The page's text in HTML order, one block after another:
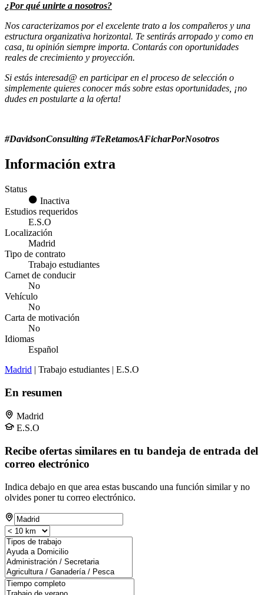
¿Por qué unirte a nosotros?
Nos caracterizamos por el excelente trato a los compañeros y una
estructura organizativa horizontal. Te sentirás arropado y como en
casa, tu opinión siempre importa. Contarás con oportunidades
reales de crecimiento y proyección.
Si estás interesad@ en participar en el proceso de selección o
simplemente quieres conocer más sobre estas oportunidades, ¡no
dudes en postularte a la oferta!
#DavidsonConsulting #TeRetamosAFicharPorNosotros
Información extra
Status
Inactiva
Estudios requeridos
E.S.O
Localización
Madrid
Tipo de contrato
Trabajo estudiantes
Carnet de conducir
No
Vehículo
No
Carta de motivación
No
Idiomas
Español
Madrid | Trabajo estudiantes | E.S.O
En resumen
Madrid
E.S.O
Recibe ofertas similares en tu bandeja de entrada del
correo electrónico
Indica debajo en que area estas buscando una función similar y no
olvides poner tu correo electrónico.